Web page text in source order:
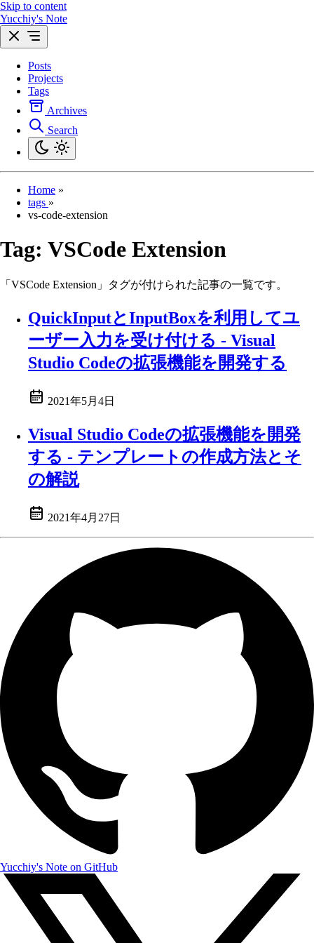
Skip to content
Yucchiy's Note
Posts
Projects
Tags
Archives
Search
Home »
tags »
vs-code-extension
Tag: VSCode Extension
「VSCode Extension」タグが付けられた記事の一覧です。
QuickInputとInputBoxを利用してユ
ーザー入力を受け付ける - Visual
Studio Codeの拡張機能を開発する
2021年5月4日
Visual Studio Codeの拡張機能を開発
する - テンプレートの作成方法とそ
の解説
2021年4月27日
Yucchiy's Note on GitHub